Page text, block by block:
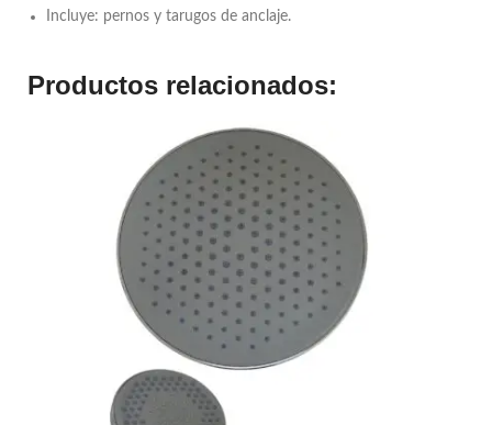
Incluye: pernos y tarugos de anclaje.
Productos relacionados: